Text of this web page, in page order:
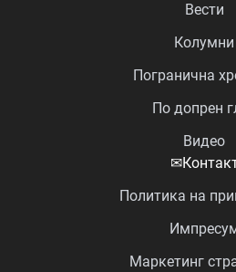
Вести
Колумни
Погранична
По допрен
Видео
✉
Политика на
Маркетинг